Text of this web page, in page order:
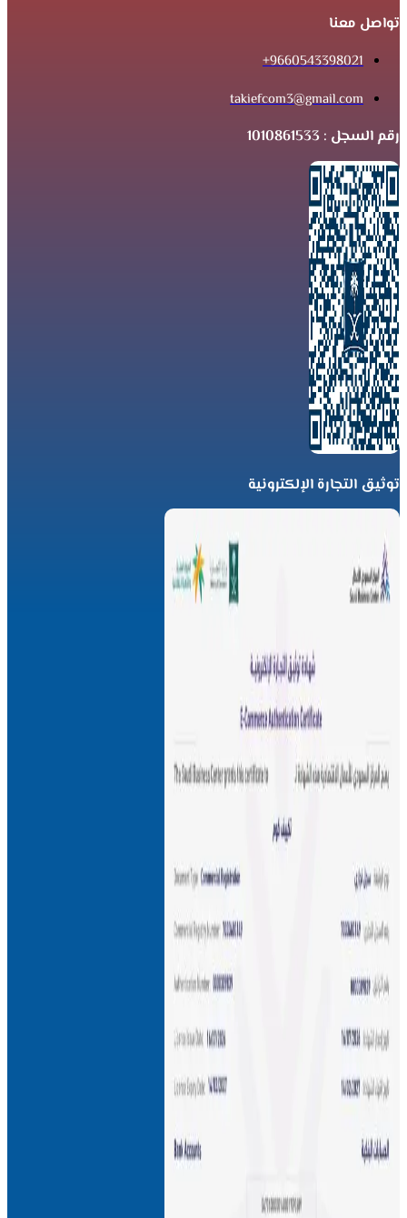
تواصل معنا
9660543398021+
takiefcom3@gmail.com
رقم السجل : 1010861533
توثيق التجارة الإلكترونية